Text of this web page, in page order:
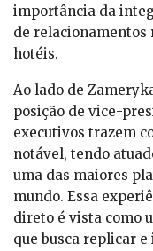
importância da
de relacionamentos
hotéis.
Ao lado de
posição de vice-
executivos trazem
notável, tendo
uma das maiores
mundo. Essa
direto é vista como
que busca replicar